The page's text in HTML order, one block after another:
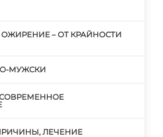
– ОТ КРАЙНОСТИ
МУЖСКИ
ЛЕЧЕНИЕ